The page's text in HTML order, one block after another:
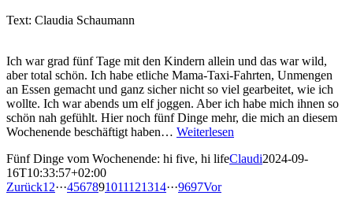
Text: Claudia Schaumann
Ich war grad fünf Tage mit den Kindern allein und das war wild,
aber total schön. Ich habe etliche Mama-Taxi-Fahrten, Unmengen
an Essen gemacht und ganz sicher nicht so viel gearbeitet, wie ich
wollte. Ich war abends um elf joggen. Aber ich habe mich ihnen so
schön nah gefühlt. Hier noch fünf Dinge mehr, die mich an diesem
Wochenende beschäftigt haben… Weiterlesen
Fünf Dinge vom Wochenende: hi five, hi lifeClaudi2024-09-
16T10:33:57+02:00
Zurück1 2···4567891011121314···9697Vor